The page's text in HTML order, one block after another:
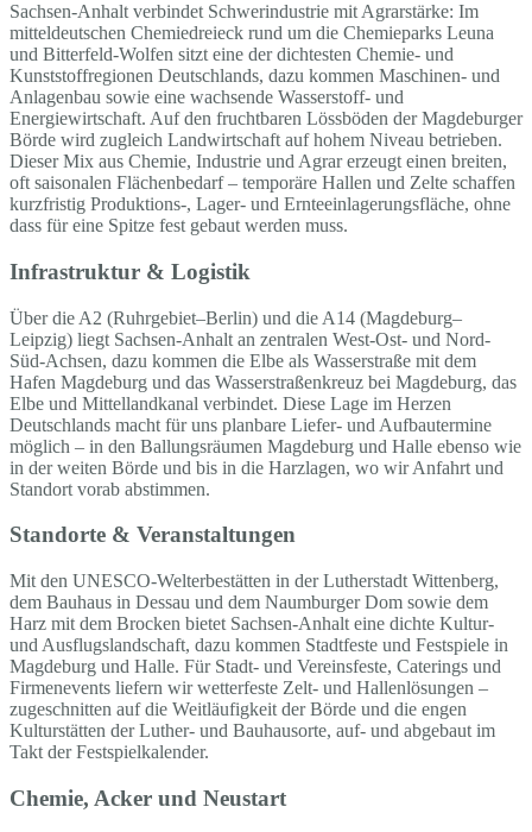
Sachsen-Anhalt verbindet Schwerindustrie mit Agrarstärke: Im
mitteldeutschen Chemiedreieck rund um die Chemieparks Leuna
und Bitterfeld-Wolfen sitzt eine der dichtesten Chemie- und
Kunststoffregionen Deutschlands, dazu kommen Maschinen- und
Anlagenbau sowie eine wachsende Wasserstoff- und
Energiewirtschaft. Auf den fruchtbaren Lössböden der Magdeburger
Börde wird zugleich Landwirtschaft auf hohem Niveau betrieben.
Dieser Mix aus Chemie, Industrie und Agrar erzeugt einen breiten,
oft saisonalen Flächenbedarf – temporäre Hallen und Zelte schaffen
kurzfristig Produktions-, Lager- und Ernteeinlagerungsfläche, ohne
dass für eine Spitze fest gebaut werden muss.
Infrastruktur & Logistik
Über die A2 (Ruhrgebiet–Berlin) und die A14 (Magdeburg–
Leipzig) liegt Sachsen-Anhalt an zentralen West-Ost- und Nord-
Süd-Achsen, dazu kommen die Elbe als Wasserstraße mit dem
Hafen Magdeburg und das Wasserstraßenkreuz bei Magdeburg, das
Elbe und Mittellandkanal verbindet. Diese Lage im Herzen
Deutschlands macht für uns planbare Liefer- und Aufbautermine
möglich – in den Ballungsräumen Magdeburg und Halle ebenso wie
in der weiten Börde und bis in die Harzlagen, wo wir Anfahrt und
Standort vorab abstimmen.
Standorte & Veranstaltungen
Mit den UNESCO-Welterbestätten in der Lutherstadt Wittenberg,
dem Bauhaus in Dessau und dem Naumburger Dom sowie dem
Harz mit dem Brocken bietet Sachsen-Anhalt eine dichte Kultur-
und Ausflugslandschaft, dazu kommen Stadtfeste und Festspiele in
Magdeburg und Halle. Für Stadt- und Vereinsfeste, Caterings und
Firmenevents liefern wir wetterfeste Zelt- und Hallenlösungen –
zugeschnitten auf die Weitläufigkeit der Börde und die engen
Kulturstätten der Luther- und Bauhausorte, auf- und abgebaut im
Takt der Festspielkalender.
Chemie, Acker und Neustart